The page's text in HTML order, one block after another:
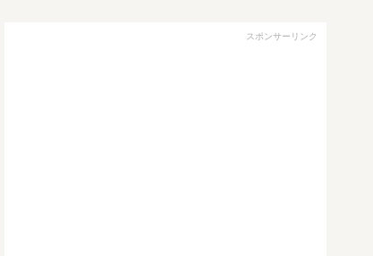
スポンサーリンク